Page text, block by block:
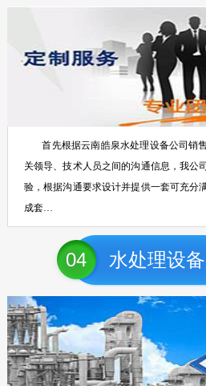
首先根据云南皓泉水处理设备公司销
关领导、技术人员之间的沟通信息，我公
验，根据沟通要求设计并提供一套可充分
成套…
04 水处理设